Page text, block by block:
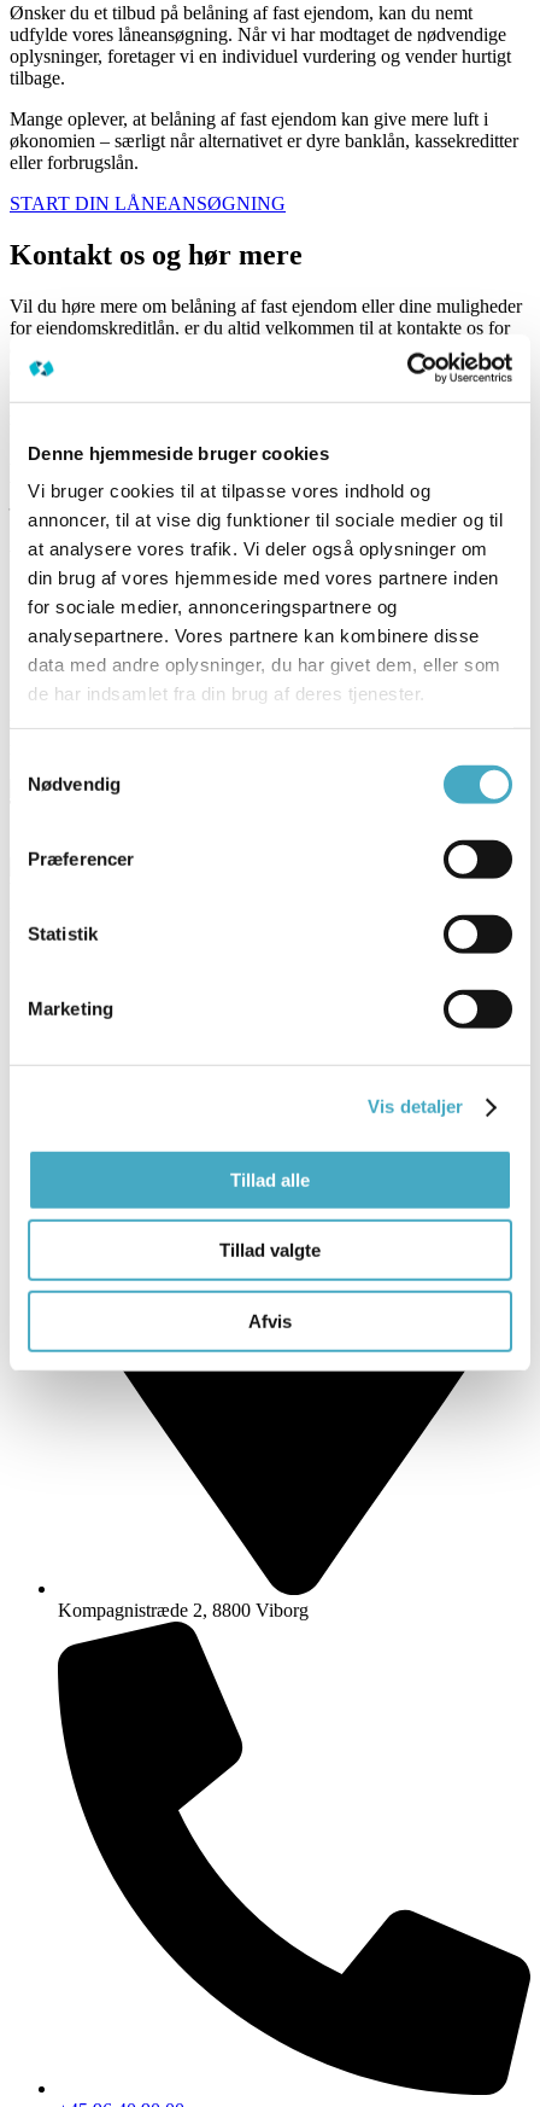
Denne hjemmeside bruger cookies
Vi bruger cookies til at tilpasse vores indhold og
annoncer, til at vise dig funktioner til sociale medier og til
at analysere vores trafik. Vi deler også oplysninger om
din brug af vores hjemmeside med vores partnere inden
for sociale medier, annonceringspartnere og
analysepartnere. Vores partnere kan kombinere disse
data med andre oplysninger, du har givet dem, eller som
de har indsamlet fra din brug af deres tjenester.
Nødvendig
Præferencer
Statistik
Marketing
Vis detaljer
Tillad alle
Tillad valgte
Afvis
Ønsker du et tilbud på belåning af fast ejendom, kan du nemt
udfylde vores låneansøgning. Når vi har modtaget de nødvendige
oplysninger, foretager vi en individuel vurdering og vender hurtigt
tilbage.
Mange oplever, at belåning af fast ejendom kan give mere luft i
økonomien – særligt når alternativet er dyre banklån, kassekreditter
eller forbrugslån.
START DIN LÅNEANSØGNING
Kontakt os og hør mere
Vil du høre mere om belåning af fast ejendom eller dine muligheder
for ejendomskreditlån, er du altid velkommen til at kontakte os for
9640 9000
eller send en mail til
– vi står klar til at hjælpe.
Lån i fast ejendom
– fleksible vilkår
Vexa tilbyder lån i fast ejendom med:
Belån ing op til 95 % – i særlige tilfælde op til 100 %
Løbetid på op til 25–30 år
Mulighed for op til 10 års afdragsfrihed
Fast eller variabel rente
Ved fast rente er ydelsen kendt og stabil gennem hele løbetiden,
finansieringsløsninger med fokus på tryghed, gennemsigtighed og
personlig kontakt.
Kompagnistræde 2, 8800 Viborg